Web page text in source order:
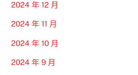
2024 年 12 月
2024 年 11 月
2024 年 10 月
2024 年 9 月